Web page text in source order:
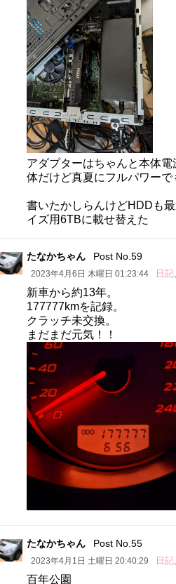
アダプターはちゃんと本体
体だけど真夏にフルパワーで
書いたかしらんけどHDDも
イズ用6TBに載せ替えた
たなかちゃん Post No.59
2023年4月6日 木曜日 01:23:44 日記,
新車から約13年。
177777kmを記録。
クラッチ未交換。
まだまだ元気！！
たなかちゃん Post No.55
2023年4月1日 土曜日 20:40:29 日記,
百年公園